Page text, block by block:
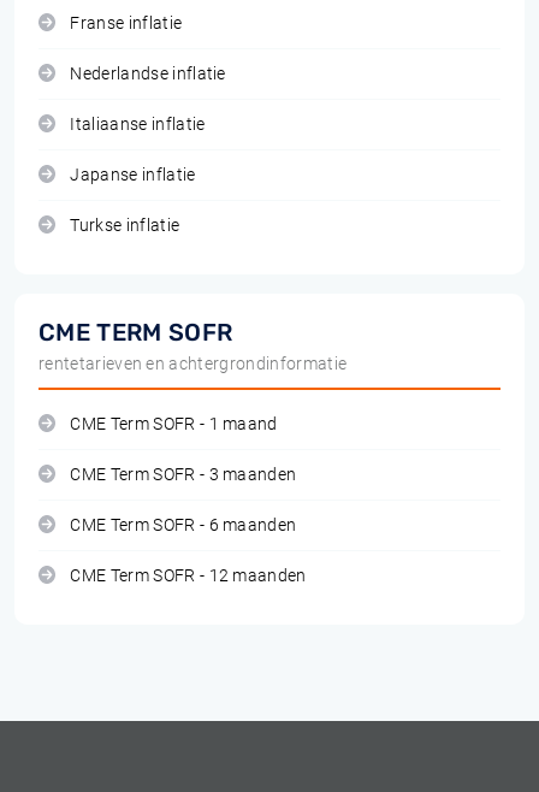
Franse inflatie
Nederlandse inflatie
Italiaanse inflatie
Japanse inflatie
Turkse inflatie
CME TERM SOFR
rentetarieven en achtergrondinformatie
CME Term SOFR - 1 maand
CME Term SOFR - 3 maanden
CME Term SOFR - 6 maanden
CME Term SOFR - 12 maanden